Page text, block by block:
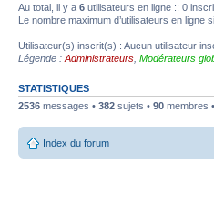
Au total, il y a 6 utilisateurs en ligne :: 0
Le nombre maximum d’utilisateurs en ligne
Utilisateur(s) inscrit(s) : Aucun utilisateur
Légende : Administrateurs Modérateurs
STATISTIQUES
2536 messages • 382 sujets • 90 membres
Index du forum